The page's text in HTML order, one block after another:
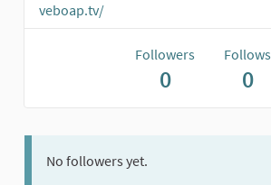
veboap.tv/
Followers
0
Follows
0
No followers yet.